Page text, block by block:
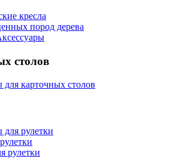
кресла
пород дерева
столов
для карточных столов
для рулетки
рулетки